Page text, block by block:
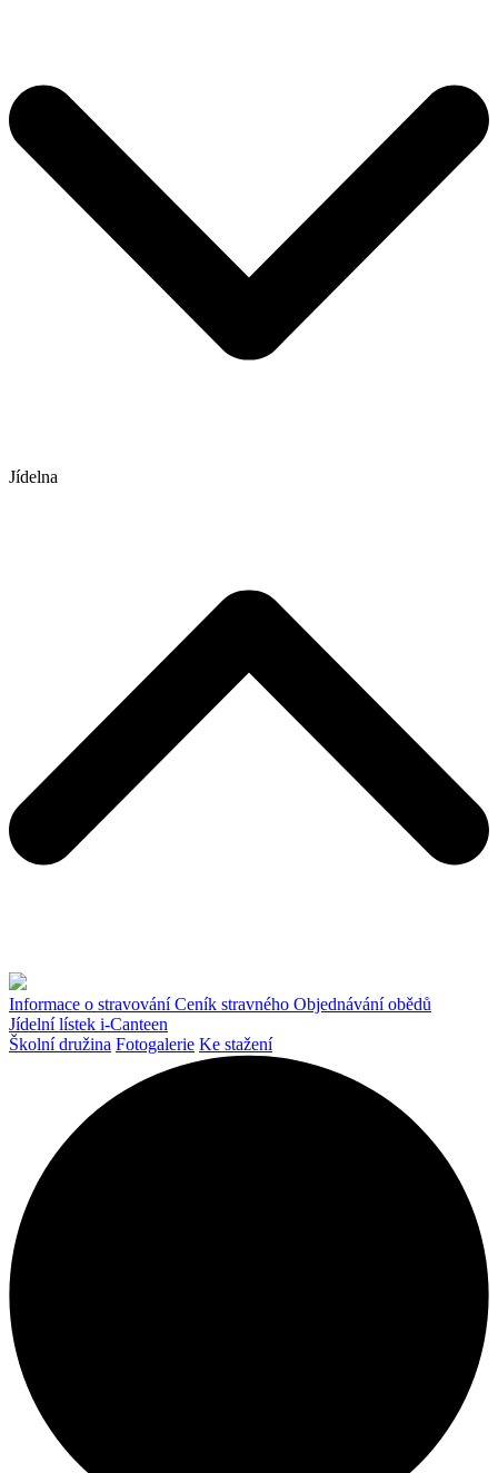
Jídelna
Informace o stravováníCeník stravného Objednávání obědů
Jídelní lístek i-Canteen
Školní družina Fotogalerie Ke stažení